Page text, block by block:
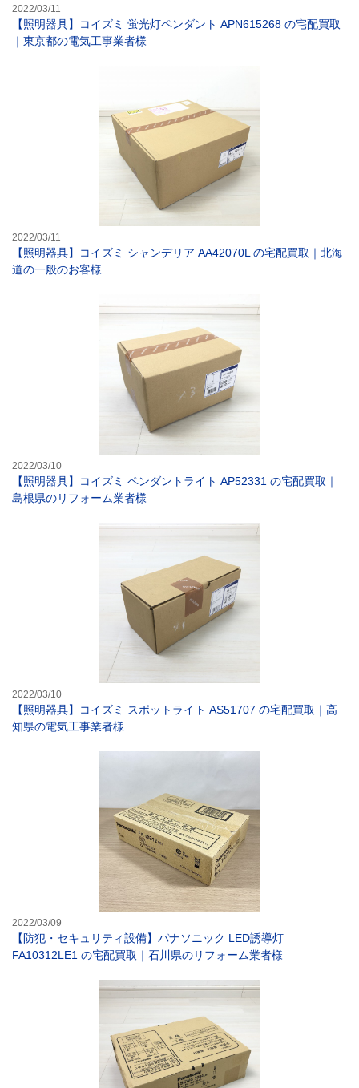
2022/03/11
【照明器具】コイズミ 蛍光灯ペンダント APN615268 の宅配買取
｜東京都の電気工事業者様
2022/03/11
【照明器具】コイズミ シャンデリア AA42070L の宅配買取｜北海
道の一般のお客様
2022/03/10
【照明器具】コイズミ ペンダントライト AP52331 の宅配買取｜
島根県のリフォーム業者様
2022/03/10
【照明器具】コイズミ スポットライト AS51707 の宅配買取｜高
知県の電気工事業者様
2022/03/09
【防犯・セキュリティ設備】パナソニック LED誘導灯
FA10312LE1 の宅配買取｜石川県のリフォーム業者様